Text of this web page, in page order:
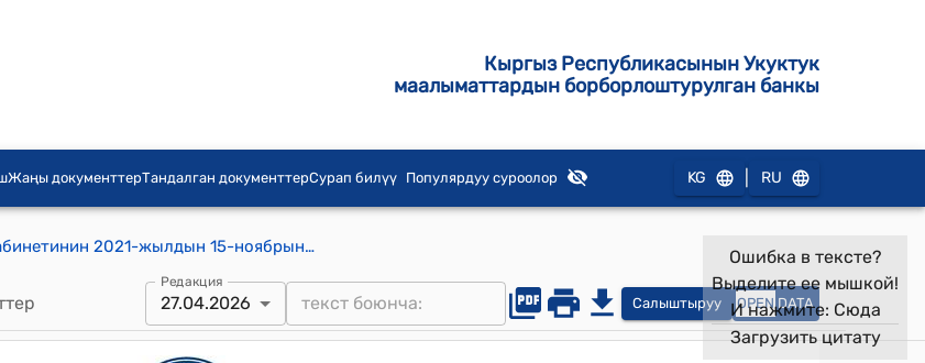
Кыргыз Республикасынын Укуктук
маалыматтардын борборлоштурулган банкы
Жаңы документтерТандалган документтерСурап билүү Популярдуу суроолор KG RU
Кыргыз Республикасынын Министрлер Кабинетинин 2021-жылдын 15-ноябрындагы N 251 "Кыргыз Республикасынын Маданият, маалымат, спорт жана жаштар саясаты министрлигинин маселелери жөнүндө" токтому
Редакция
27.04.2026 Салыштыруу OPEN DATA
Ошибка в тексте?
Выделите ее мышкой!
И нажмите: Сюда
Загрузить цитату